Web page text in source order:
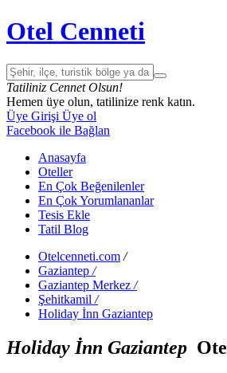
Otel Cenneti
Tatiliniz Cennet Olsun!
Hemen üye olun, tatilinize renk katın.
Üye Girişi Üye ol
Facebook ile Bağlan
Anasayfa
Oteller
En Çok Beğenilenler
En Çok Yorumlananlar
Tesis Ekle
Tatil Blog
Otelcenneti.com /
Gaziantep /
Gaziantep Merkez /
Şehitkamil /
Holiday İnn Gaziantep
Holiday İnn Gaziantep